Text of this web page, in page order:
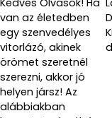
fényében
praktikus
szolgálhasson
A Gedy
megőrzése
nedves
Kedves Olvasók! Ha
van az életedben
egy szenvedélyes
vitorlázó, akinek
örömet szeretnél
szerezni, akkor jó
helyen jársz! Az
alábbiakban